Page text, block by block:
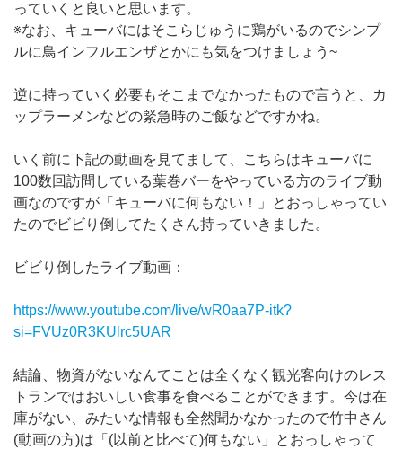
っていくと良いと思います。
※なお、キューバにはそこらじゅうに鶏がいるのでシンプ
ルに鳥インフルエンザとかにも気をつけましょう~
逆に持っていく必要もそこまでなかったもので言うと、カ
ップラーメンなどの緊急時のご飯などですかね。
いく前に下記の動画を見てまして、こちらはキューバに
100数回訪問している葉巻バーをやっている方のライブ動
画なのですが「キューバに何もない！」とおっしゃってい
たのでビビり倒してたくさん持っていきました。
ビビり倒したライブ動画：
https://www.youtube.com/live/wR0aa7P-itk?
si=FVUz0R3KUlrc5UAR
結論、物資がないなんてことは全くなく観光客向けのレス
トランではおいしい食事を食べることができます。今は在
庫がない、みたいな情報も全然聞かなかったので竹中さん
(動画の方)は「(以前と比べて)何もない」とおっしゃって